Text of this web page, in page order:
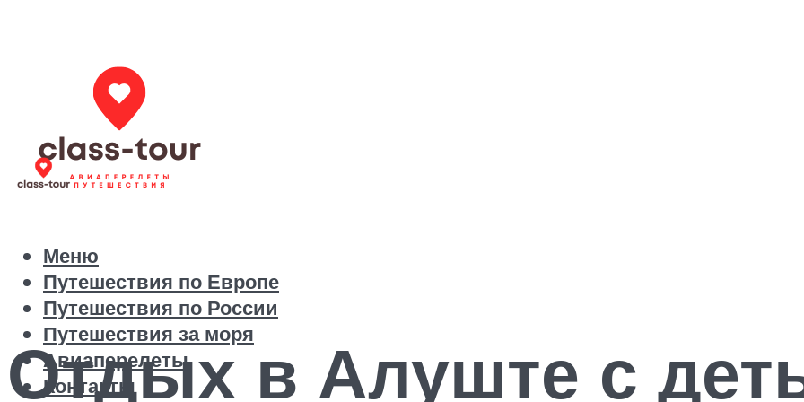
Путешествия по Европе
Путешествия по России
Путешествия за моря
Авиаперелеты
Контакты
Меню
Отдых в Алуште с